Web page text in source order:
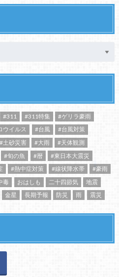
#311 #311特集
#ゲリラ豪雨
ウイルス #台風
#台風対策
#土砂災害 #大雨
#天体観測
#旬の魚 #暦
#東日本大震災
#熱中症対策 #線状降水帯
#豪雨
毒 おはしも 二十四節気
地震
金星 長期予報 防災 雨 震災